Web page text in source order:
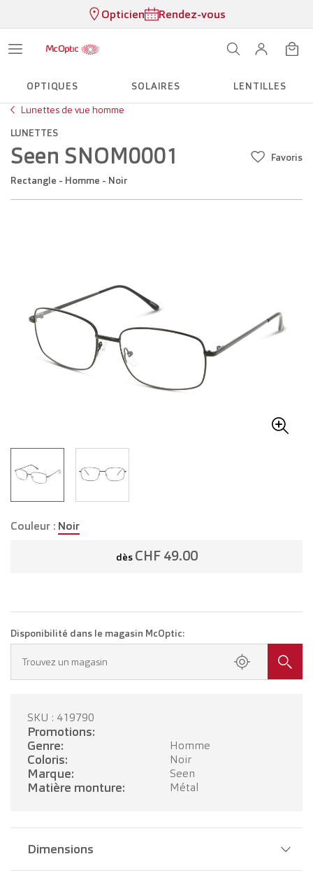
Opticien Rendez-vous
OPTIQUES SOLAIRES
LENTILLES
Lunettes de vue homme
LUNETTES
Seen SNOM0001
Rectangle - Homme - Noir
Favoris
Couleur : Noir
dès CHF 49.00
Disponibilité dans le magasin McOptic:
Trouvez un magasin
SKU : 419790
Promotions:
Genre:
Homme
Coloris: Noir
Marque: Seen
Matière monture: Métal
Dimensions